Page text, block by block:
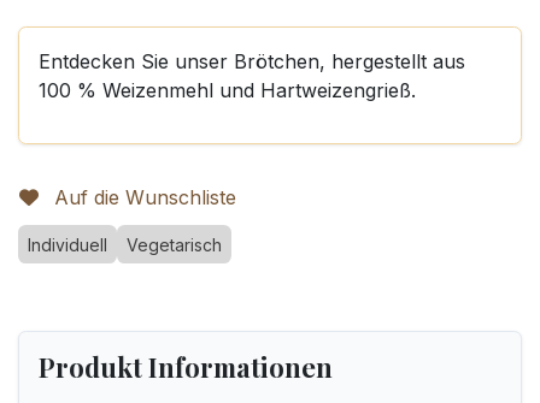
Entdecken Sie unser Brötchen, hergestellt aus
100 % Weizenmehl und Hartweizengrieß.
Auf die Wunschliste
Individuell Vegetarisch
Produkt Informationen